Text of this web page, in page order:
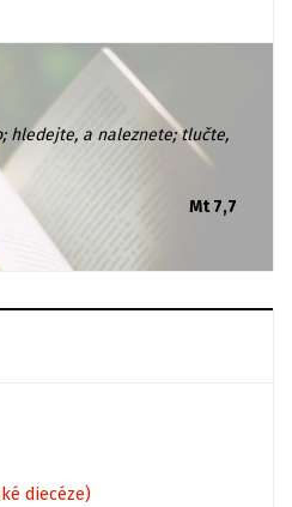
hledejte, a naleznete; tlučte,
Mt 7,7
diecéze)